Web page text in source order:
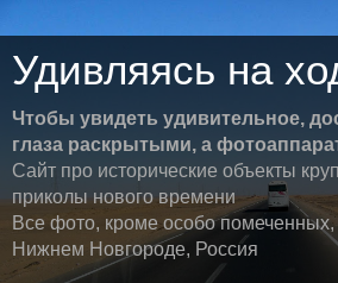
Удивляясь на
Чтобы увидеть удивительное,
глаза раскрытыми, а
Сайт про исторические объекты
приколы нового времени
Все фото, кроме особо
Нижнем Новгороде, Россия